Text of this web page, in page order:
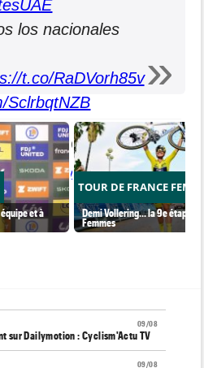
los nacionales
t.co/RaDVorh85v
SclrbqtNZB
1969 - Gran Premi
January 5, 2024
et à
TOUR DE FRANCE
Demi Vollering... la 9e étape et
Femmes
09/08
sur Dailymotion : Cyclism'Actu TV
09/08